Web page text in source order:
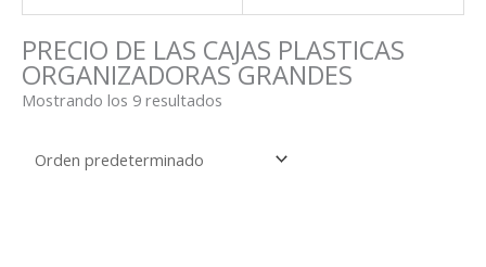
PRECIO DE LAS CAJAS PLASTICAS
ORGANIZADORAS GRANDES
Mostrando los 9 resultados